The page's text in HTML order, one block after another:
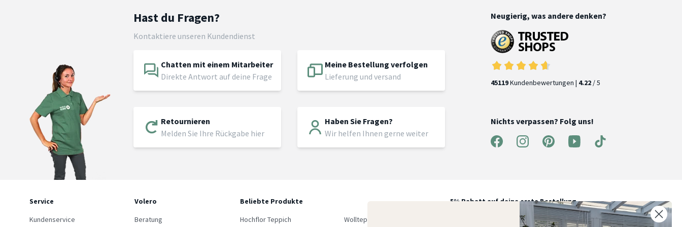
Hast du Fragen?
Kontaktiere unseren Kundendienst
Chatten mit einem Mitarbeiter
Direkte Antwort auf deine Frage
Meine Bestellung verfolgen
Lieferung und versand
Retournieren
Melden Sie Ihre Rückgabe hier
Haben Sie Fragen?
Wir helfen Ihnen gerne weiter
Neugierig, was andere denken?
45119Kundenbewertungen | 4.22 / 5
Nichts verpassen? Folg uns!
Service
Kundenservice
Volero
Beratung
Beliebte Produkte
Hochflor Teppich
Wollteppich
5% Rabatt auf deine erste Bestellung
Melde dich für unseren Newsletter an und entdecke neue